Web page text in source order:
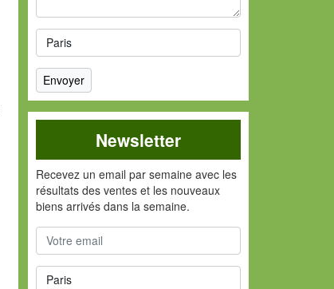
Newsletter
Recevez un email par semaine avec les
résultats des ventes et les nouveaux
biens arrivés dans la semaine.